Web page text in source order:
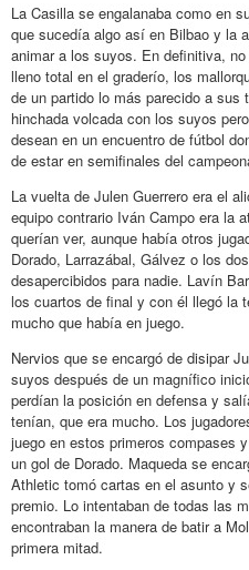
La Casilla se engalanaba como en
que sucedía algo así en Bilbao y la
animar a los suyos. En definitiva,
lleno total en el graderío, los
de un partido lo más parecido a
hinchada volcada con los suyos
desean en un encuentro de fútbol
de estar en semifinales del
La vuelta de Julen Guerrero era el
equipo contrario Iván Campo era la
querían ver, aunque había otros
Dorado, Larrazábal, Gálvez o los
desapercibidos para nadie. Lavín
los cuartos de final y con él llegó la
mucho que había en juego.
Nervios que se encargó de disipar
suyos después de un magnífico
perdían la posición en defensa y
tenían, que era mucho. Los
juego en estos primeros compases
un gol de Dorado. Maqueda se
Athletic tomó cartas en el asunto y
premio. Lo intentaban de todas las
encontraban la manera de batir a
primera mitad.